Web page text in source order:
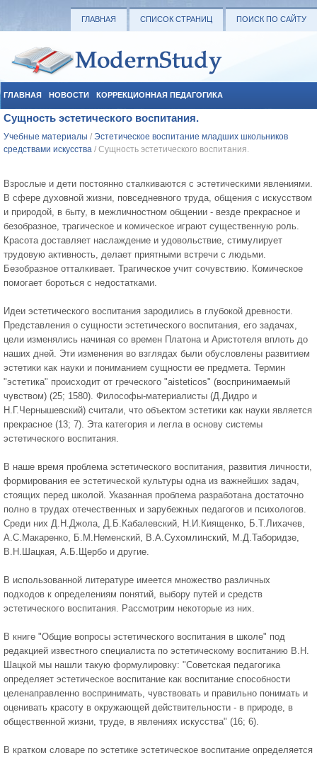
ГЛАВНАЯ СПИСОК СТРАНИЦ ПОИСК ПО САЙТУ
ГЛАВНАЯ НОВОСТИ КОРРЕКЦИОННАЯ ПЕДАГОГИКА
СОЦИАЛЬНАЯ ПЕДАГОГИКА УЧЕБНЫЕ МАТЕРИАЛЫ
Сущность эстетического воспитания.
Учебные материалы / Эстетическое воспитание младших школьников
средствами искусства / Сущность эстетического воспитания.
Взрослые и дети постоянно сталкиваются с эстетическими явлениями.
В сфере духовной жизни, повседневного труда, общения с искусством
и природой, в быту, в межличностном общении - везде прекрасное и
безобразное, трагическое и комическое играют существенную роль.
Красота доставляет наслаждение и удовольствие, стимулирует
трудовую активность, делает приятными встречи с людьми.
Безобразное отталкивает. Трагическое учит сочувствию. Комическое
помогает бороться с недостатками.
Идеи эстетического воспитания зародились в глубокой древности.
Представления о сущности эстетического воспитания, его задачах,
цели изменялись начиная со времен Платона и Аристотеля вплоть до
наших дней. Эти изменения во взглядах были обусловлены развитием
эстетики как науки и пониманием сущности ее предмета. Термин
"эстетика" происходит от греческого "aisteticos" (воспринимаемый
чувством) (25; 1580). Философы-материалисты (Д.Дидро и
Н.Г.Чернышевский) считали, что объектом эстетики как науки является
прекрасное (13; 7). Эта категория и легла в основу системы
эстетического воспитания.
В наше время проблема эстетического воспитания, развития личности,
формирования ее эстетической культуры одна из важнейших задач,
стоящих перед школой. Указанная проблема разработана достаточно
полно в трудах отечественных и зарубежных педагогов и психологов.
Среди них Д.Н.Джола, Д.Б.Кабалевский, Н.И.Киященко, Б.Т.Лихачев,
А.С.Макаренко, Б.М.Неменский, В.А.Сухомлинский, М.Д.Таборидзе,
В.Н.Шацкая, А.Б.Щербо и другие.
В использованной литературе имеется множество различных
подходов к определениям понятий, выбору путей и средств
эстетического воспитания. Рассмотрим некоторые из них.
В книге "Общие вопросы эстетического воспитания в школе" под
редакцией известного специалиста по эстетическому воспитанию В.Н.
Шацкой мы нашли такую формулировку: "Советская педагогика
определяет эстетическое воспитание как воспитание способности
целенаправленно воспринимать, чувствовать и правильно понимать и
оценивать красоту в окружающей действительности - в природе, в
общественной жизни, труде, в явлениях искусства" (16; 6).
В кратком словаре по эстетике эстетическое воспитание определяется